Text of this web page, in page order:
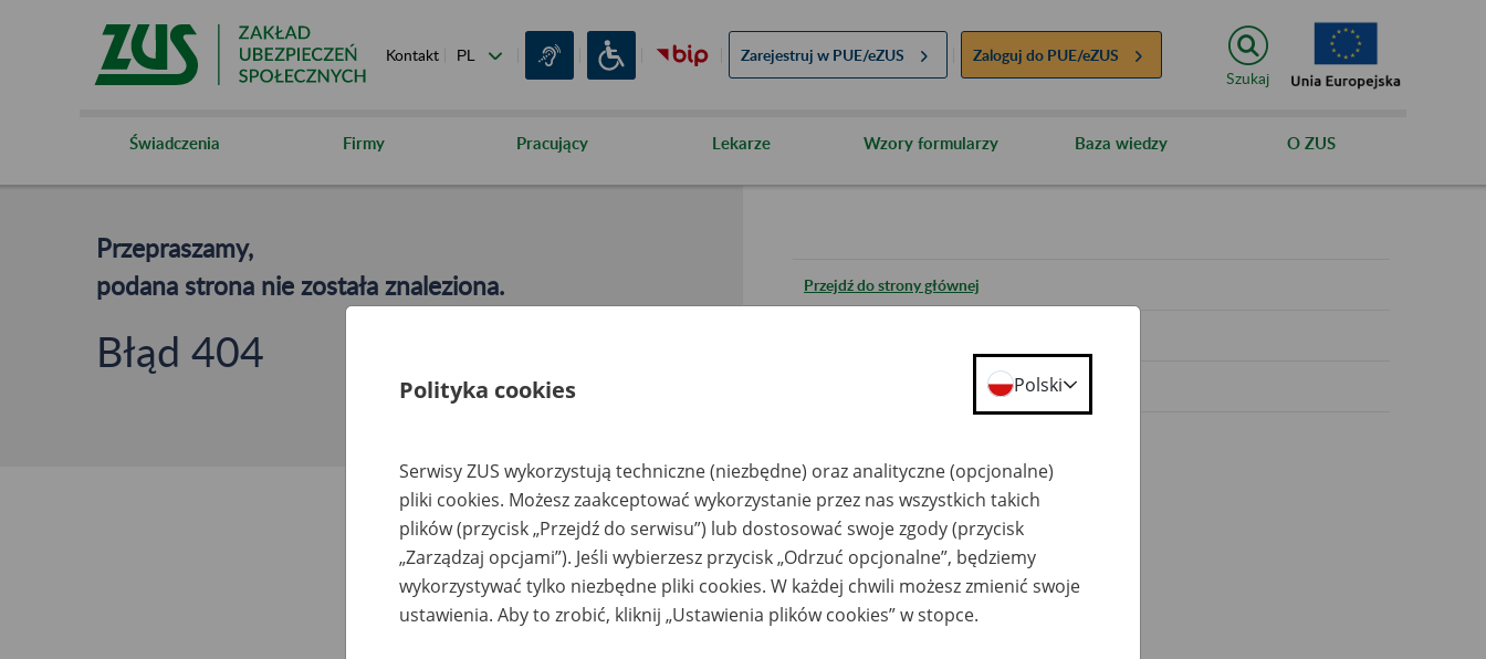
Kontakt Zarejestruj w PUE/eZUS Zaloguj do PUE/eZUS
Szukaj
Świadczenia Firmy Pracujący Lekarze Wzory formularzy Baza wiedzy O ZUS
Przepraszamy,
podana strona nie została znaleziona.
Błąd 404
Przejdź do strony głównej
Polityka cookies Polski
Serwisy ZUS wykorzystują techniczne (niezbędne) oraz analityczne (opcjonalne)
pliki cookies. Możesz zaakceptować wykorzystanie przez nas wszystkich takich
plików (przycisk „Przejdź do serwisu”) lub dostosować swoje zgody (przycisk
„Zarządzaj opcjami”). Jeśli wybierzesz przycisk „Odrzuć opcjonalne”, będziemy
wykorzystywać tylko niezbędne pliki cookies. W każdej chwili możesz zmienić swoje
ustawienia. Aby to zrobić, kliknij „Ustawienia plików cookies” w stopce.